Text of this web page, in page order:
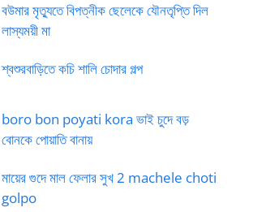
বউমার মৃত্যুতে বিপত্নীক ছেলেকে যৌনতৃপ্তি দিল
লাস্যময়ী মা
শ্বশুরবাড়িতে কচি শালি চোদার গল্প
boro bon poyati kora ভাই চুদে বড়
বোনকে পোয়াতি বানায়
মায়ের গুদে মাল ফেলার সুখ 2 machele choti
golpo